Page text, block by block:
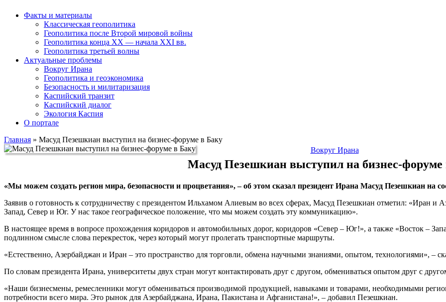
Факты и материалы
Классическая геополитика
Геополитика после Второй мировой войны
Геополитика конца XX — начала XXI вв.
Геополитика третьей волны
Актуальные проблемы
Вокруг Ирана
Геополитика и геоэкономика
Безопасность и милитаризация
Каспийский транзит
Каспийский диалог
Экология Каспия
О портале
Главная » Масуд Пезешкиан выступил на бизнес-форуме в Баку
Вокруг Ирана
Масуд Пезешкиан выступил на бизнес-форуме
«Мы можем создать регион мира, безопасности и процветания», – об этом сказал президент Ирана Масуд Пезешкиан на
Заявив о готовность к сотрудничеству с президентом Ильхамом Алиевым во всех сферах, Масуд Пезешкиан отметил: «Иран и
Запад, Север и Юг. У нас такое географическое положение, что мы можем создать эту коммуникацию».
В настоящее время в вопросе прохождения коридоров и автомобильных дорог, коридоров «Север – Юг!», а также «Восток –
подлинном смысле слова перекресток, через который могут пролегать транспортные маршруты.
«Естественно, Азербайджан и Иран – это пространство для торговли, обмена научными знаниями, опытом, технологиями», –
По словам президента Ирана, университеты двух стран могут контактировать друг с другом, обмениваться опытом друг с
«Наши бизнесмены, ремесленники могут обмениваться производимой продукцией, навыками и товарами, необходимыми
потребности всего мира. Это рынок для Азербайджана, Ирана, Пакистана и Афганистана!», – добавил Пезешкиан.